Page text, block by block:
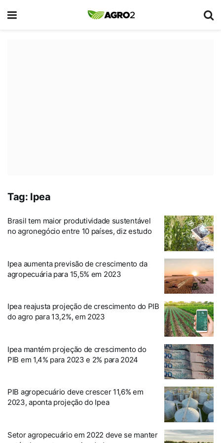
Tag: Ipea
Brasil tem maior produtividade sustentável
no agronegócio entre 10 países, diz estudo
Ipea aumenta previsão de crescimento da
agropecuária para 15,5% em 2023
Ipea reajusta projeção de crescimento do PIB
do agro para 13,2%, em 2023
Ipea mantém projeção de crescimento do
PIB em 1,4% para 2023 e 2% para 2024
PIB agropecuário deve crescer 11,6% em
2023, aponta projeção do Ipea
Setor agropecuário em 2022 deve se manter